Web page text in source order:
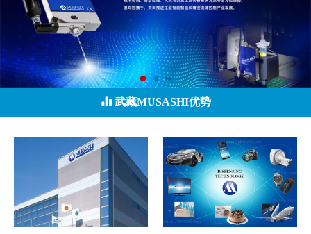
武藏MUSASHI优势